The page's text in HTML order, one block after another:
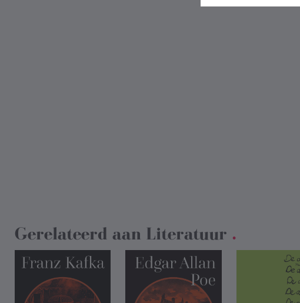
Gerelateerd aan Literatuur .